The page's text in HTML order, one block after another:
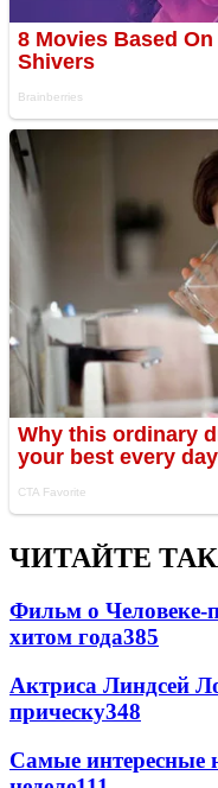
ЧИТАЙТЕ
Фильм о Человеке-
хитом года385
Актриса Линдсей
прическу348
Самые интересные